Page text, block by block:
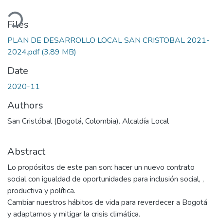
Files
PLAN DE DESARROLLO LOCAL SAN CRISTOBAL 2021-
2024.pdf(3.89 MB)
Date
2020-11
Authors
San Cristóbal (Bogotá, Colombia). Alcaldía Local
Abstract
Lo propósitos de este pan son: hacer un nuevo contrato
social con igualdad de oportunidades para inclusión social, ,
productiva y política.
Cambiar nuestros hábitos de vida para reverdecer a Bogotá
y adaptarnos y mitigar la crisis climática.